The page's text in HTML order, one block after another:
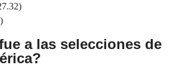
a las selecciones de